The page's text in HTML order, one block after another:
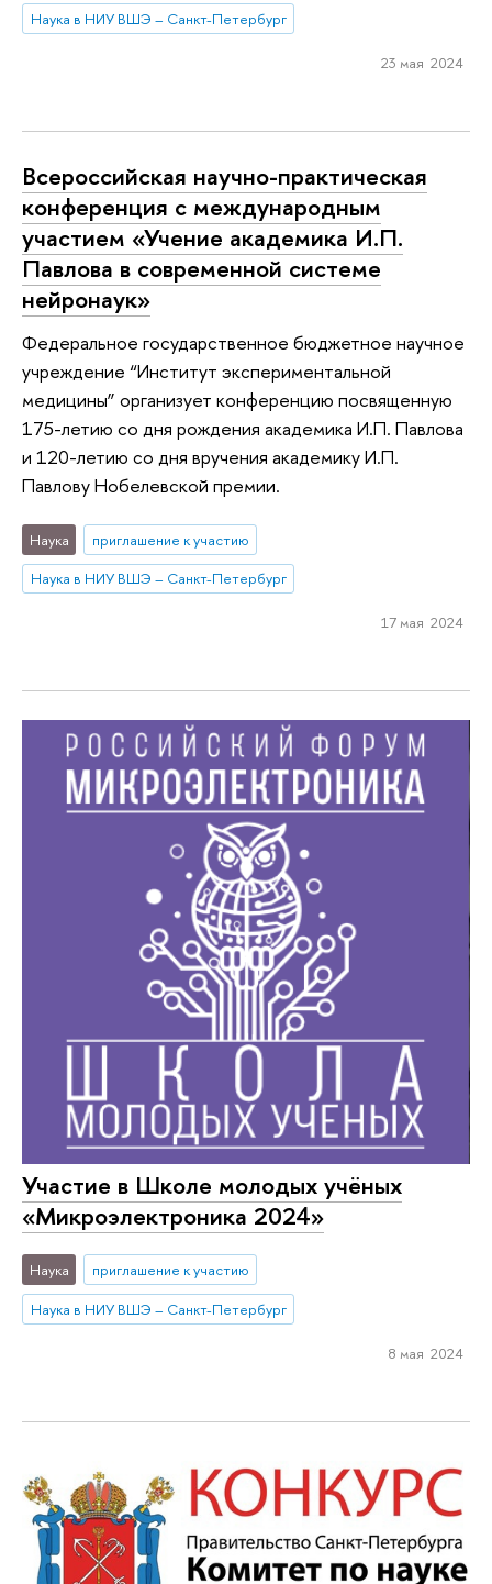
Наука в НИУ ВШЭ – Санкт-Петербург
23 мая 2024
Всероссийская научно-практическая
конференция с международным
участием «Учение академика И.П.
Павлова в современной системе
нейронаук»
Федеральное государственное бюджетное научное
учреждение “Институт экспериментальной
медицины” организует конференцию посвященную
175-летию со дня рождения академика И.П. Павлова
и 120-летию со дня вручения академику И.П.
Павлову Нобелевской премии.
Наука
приглашение к участию
Наука в НИУ ВШЭ – Санкт-Петербург
17 мая 2024
Участие в Школе молодых учёных
«Микроэлектроника 2024»
Наука
приглашение к участию
Наука в НИУ ВШЭ – Санкт-Петербург
8 мая 2024